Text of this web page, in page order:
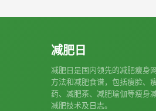
减肥日
减肥日是国内领先的减肥瘦身
方法和减肥食谱，包括瘦脸、
药、减肥茶、减肥瑜伽等瘦身
减肥技术及日志。